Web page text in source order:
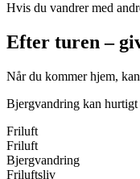
Hvis du vandrer med
Efter turen –
Når du kommer hjem,
Bjergvandring kan hurtigt
Friluft
Friluft
Bjergvandring
Friluftsliv